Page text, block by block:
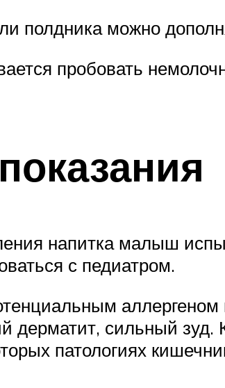
полдника можно
пробовать
напитка малыш
с педиатром.
дерматит, сильный
патологиях